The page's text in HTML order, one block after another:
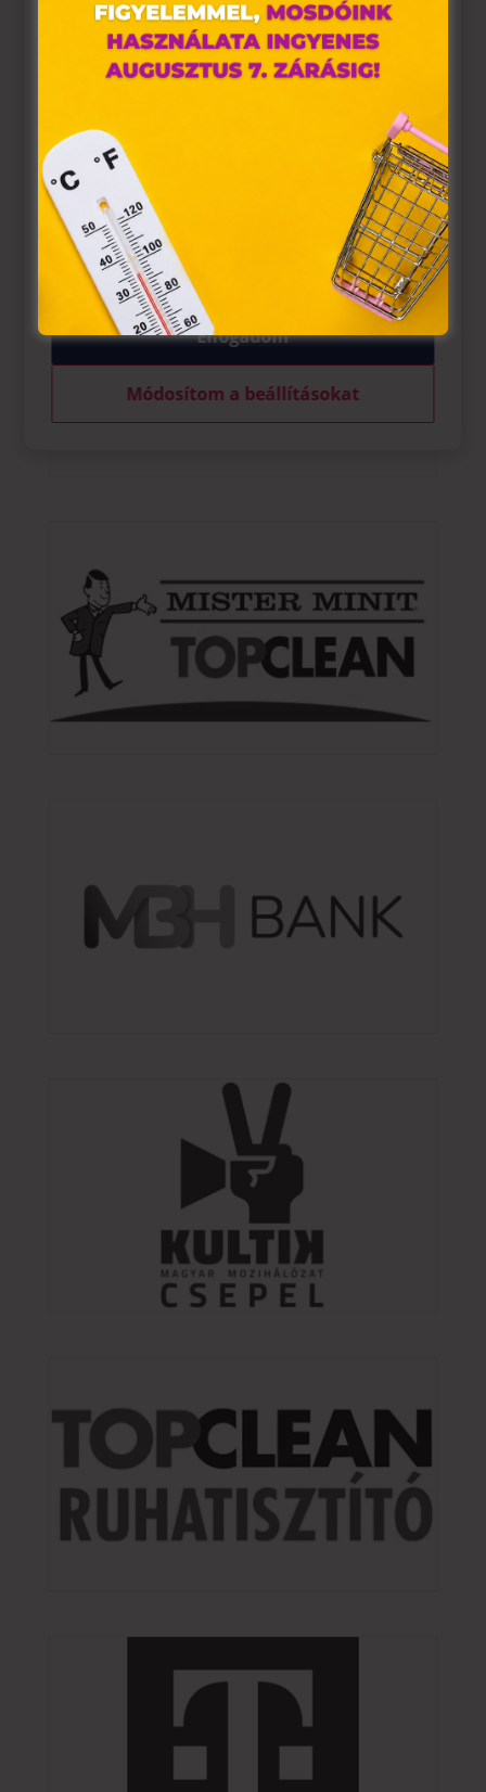
alkalmazunk. Ezek olyan fájlok, melyek információt tárolnak
webes böngészőjében. Ehhez az Ön hozzájárulása
szükséges.
A „sütiket" az elektronikus hírközlésről szóló 2003. évi C.
törvény, az elektronikus kereskedelmi szolgáltatások, az
információs társadalommal összefüggő szolgáltatások
egyes kérdéseiről szóló 2001. évi CVIII. törvény, valamint az
Európai Unió előírásainak megfelelően használjuk. Azon
weblapoknak, melyek az Európai Unió országain belül
működnek, a „sütik" használatához, és ezeknek a
felhasználó számítógépén vagy egyéb eszközén történő
tárolásához a felhasználók hozzájárulását kell kérniük.
Elfogadom
Módosítom a beállításokat